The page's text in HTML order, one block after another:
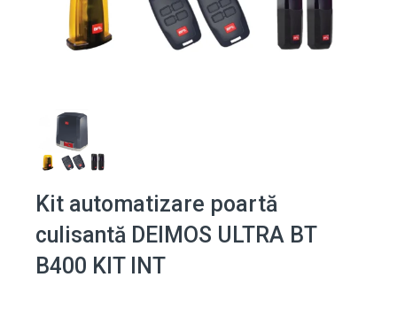
Kit automatizare poartă
culisantă DEIMOS ULTRA BT
B400 KIT INT